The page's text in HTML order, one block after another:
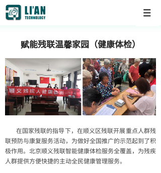
赋能残联温馨家园（健康体检）
在国家残联的指导下，在顺义区残联开展重点人群残
联预防与康复服务活动，为做好全国推广的示范起到了积
极作用。北京顺义残联智能健康体检服务全覆盖，为残疾
人群提供方便快捷的主动全民健康管理服务。